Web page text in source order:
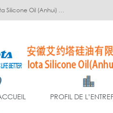
Welcome to Iota Silicone Oil (Anhui) Co., Ltd.!
PROFIL DE